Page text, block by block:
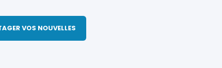
VOS NOUVELLES